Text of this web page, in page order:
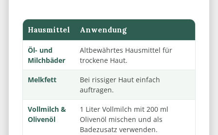
Hausmittel Anwendung
Öl- und
Milchbäder
Altbewährtes Hausmittel für
trockene Haut.
Melkfett
Bei rissiger Haut einfach
auftragen.
Vollmilch &
Olivenöl
1 Liter Vollmilch mit 200 ml
Olivenöl mischen und als
Badezusatz verwenden.